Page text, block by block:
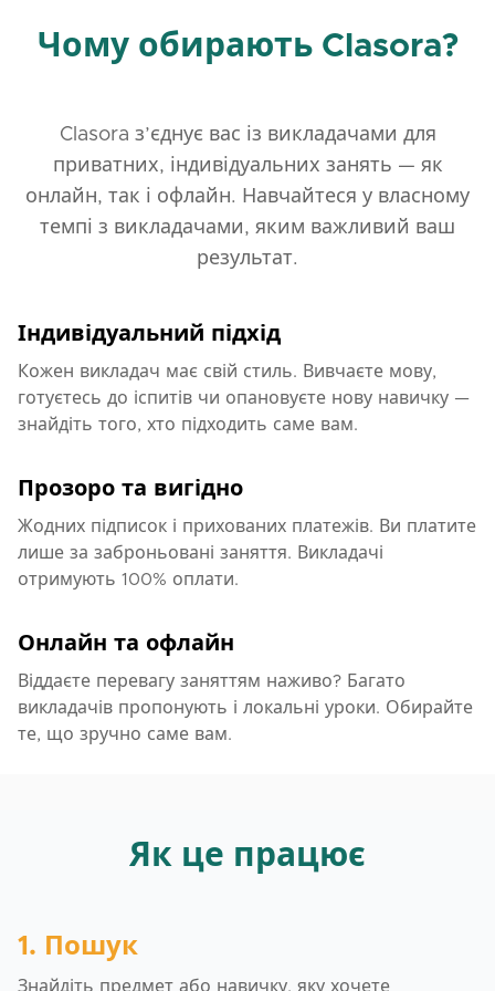
навчитися основ російської, чи покращити свої
існуючі навички. Я працюю у розслабленій
продуктивним.
Що досягнуть учні?
для повсякденного спілкування.
Покращать вимову і набудуть впевненості у
мовленні.
Зрозуміють основні граматичні структури і
правила російської мови.
через практичні завдання.
способами вираження через автентичні
матеріали.
Якщо ви хочете навчитися російській мові цікавим
заняттях!
Чому обирають Clasora?
Clasora з’єднує вас із викладачами для
приватних, індивідуальних занять — як
онлайн, так і офлайн. Навчайтеся у власному
темпі з викладачами, яким важливий ваш
результат.
Індивідуальний підхід
Кожен викладач має свій стиль. Вивчаєте мову,
готуєтесь до іспитів чи опановуєте нову навичку —
знайдіть того, хто підходить саме вам.
Прозоро та вигідно
Жодних підписок і прихованих платежів. Ви платите
лише за заброньовані заняття. Викладачі
отримують 100% оплати.
Онлайн та офлайн
Віддаєте перевагу заняттям наживо? Багато
викладачів пропонують і локальні уроки. Обирайте
те, що зручно саме вам.
Як це працює
1. Пошук
Знайдіть предмет або навичку, яку хочете